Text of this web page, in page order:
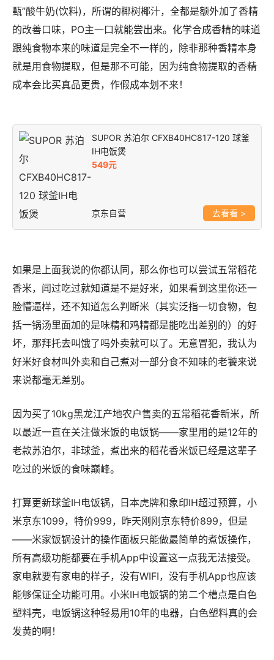
甄”酸牛奶(饮料)，所谓的椰树椰汁，全都是额外加了香精
的改善口味，PO主一口就能尝出来。化学合成香精的味道
跟纯食物本来的味道是完全不一样的，除非那种香精本身
就是用食物提取，但是那不可能，因为纯食物提取的香精
成本会比买真品更贵，作假成本划不来！
SUPOR 苏泊尔 CFXB40HC817-120 球釜
IH电饭煲
549元
京东自营 >
如果是上面我说的你都认同，那么你也可以尝试五常稻花
香米，闻过吃过就知道是不是好米，如果看到这里你还一
脸懵逼样，还不知道怎么判断米（其实泛指一切食物，包
括一锅汤里面加的是味精和鸡精都是能吃出差别的）的好
坏，那拜托去叫饿了吗外卖就可以了。无意冒犯，我认为
好米好食材叫外卖和自己煮对一部分食不知味的老饕来说
来说都毫无差别。
因为买了10kg黑龙江产地农户售卖的五常稻花香新米，所
以最近一直在关注做米饭的电饭锅——家里用的是12年的
老款苏泊尔，非球釜，煮出来的稻花香米饭已经是这辈子
吃过的米饭的食味巅峰。
打算更新球釜IH电饭锅，日本虎牌和象印IH超过预算，小
米京东1099，特价999，昨天刚刚京东特价899，但是
——米家饭锅设计的操作面板只能做最简单的煮饭操作，
所有高级功能都要在手机App中设置这一点我无法接受。
家电就要有家电的样子，没有WIFI，没有手机App也应该
能够保证全功能可用。小米IH电饭锅的第二个槽点是白色
塑料壳，电饭锅这种轻易用10年的电器，白色塑料真的会
发黄的啊！